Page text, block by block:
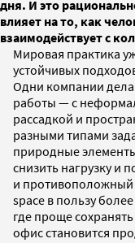
дня. И это
влияет на то, как
взаимодействует с
Мировая практика
устойчивых
Одни компании
работы — с
рассадкой и
разными типами
природные
снизить нагрузку и
и противоположный
space в пользу
где проще
офис становится